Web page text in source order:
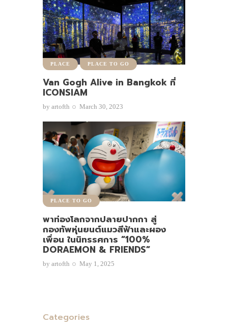
PLACE PLACE TO GO
Van Gogh Alive in Bangkok ที่
ICONSIAM
by artofth March 30, 2023
PLACE TO GO
พาท่องโลกจากปลายปากกา สู่
กองทัพหุ่นยนต์แมวสีฟ้าและผอง
เพื่อน ในนิทรรศการ “100%
DORAEMON & FRIENDS”
by artofth May 1, 2025
Categories